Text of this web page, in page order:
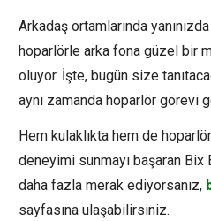
Arkadaş ortamlarında
hoparlörle arka fona güzel bir
oluyor. İşte, bugün size
aynı zamanda hoparlör görevi
Hem kulaklıkta hem de
deneyimi sunmayı başaran Bix
daha fazla merak ediyorsanız,
sayfasına ulaşabilirsiniz.